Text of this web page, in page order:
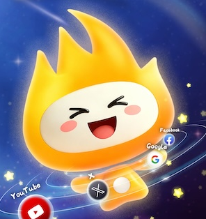
支持
反对 [0]
支持[0] 反对[0]